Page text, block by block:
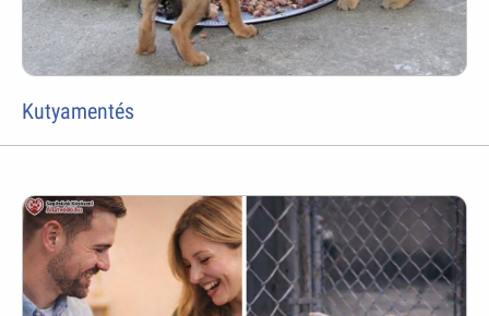
Kutyamentés